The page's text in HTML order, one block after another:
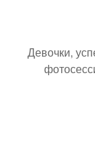
Девочки,